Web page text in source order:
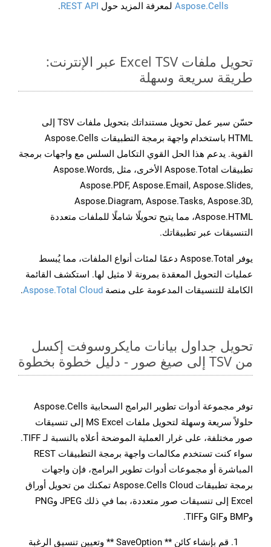
Aspose.Cells لمعرفة المزيد حول REST API
.
تحويل ملفات Excel TSV عبر الإنترنت:
طريقة سريعة وسهلة
حسّن سير عمل تحويل مستنداتك بتحويل ملفات TSV إلى
HTML باستخدام واجهة برمجة التطبيقات Aspose.Cells
القوية. يدعم هذا الحل القوي التكامل السلس مع واجهات برمجة
تطبيقات Aspose.Total الأخرى، مثل Aspose.Words,
Aspose.PDF, Aspose.Email, Aspose.Slides,
Aspose.Diagram, Aspose.Tasks, Aspose.3D,
Aspose.HTML، مما يتيح تحويلًا شاملًا للملفات متعددة
التنسيقات عبر تطبيقاتك.
يوفر Aspose.Total دعمًا لمئات أنواع الملفات، مما يُبسط
عمليات التحويل المعقدة بمرونة لا مثيل لها. استكشف القائمة
الكاملة للتنسيقات المدعومة على منصة Aspose.Total Cloud
.
تحويل جداول بيانات مايكروسوفت إكسل
من TSV إلى صيغ صور - دليل خطوة بخطوة
توفر مجموعة أدوات تطوير البرامج السحابية Aspose.Cells
حلولاً سريعة وسهلة لتحويل ملفات MS Excel إلى تنسيقات
صور مختلفة، على غرار العملية الموضحة أعلاه بالنسبة لـ TIFF.
سواء كنت تستخدم مكالمات واجهة برمجة التطبيقات REST
المباشرة أو مجموعات أدوات تطوير البرامج، فإن واجهات
برمجة تطبيقات Aspose.Cells Cloud تمكنك من تحويل أوراق
Excel إلى تنسيقات صور متعددة، بما في ذلك JPEG وPNG
وBMP وGIF وTIFF.
قم بإنشاء كائن ** SaveOption ** وتعيين تنسيق الرغبة